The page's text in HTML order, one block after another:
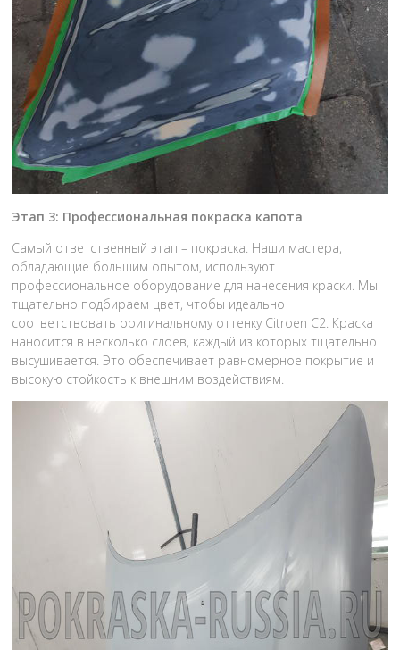
Этап 3: Профессиональная покраска капота
Самый ответственный этап – покраска. Наши мастера,
обладающие большим опытом, используют
профессиональное оборудование для нанесения краски. Мы
тщательно подбираем цвет, чтобы идеально
соответствовать оригинальному оттенку Citroen C2. Краска
наносится в несколько слоев, каждый из которых тщательно
высушивается. Это обеспечивает равномерное покрытие и
высокую стойкость к внешним воздействиям.